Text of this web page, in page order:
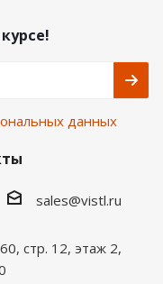
данных
sales@vistl.ru
стр. 12, этаж 2,